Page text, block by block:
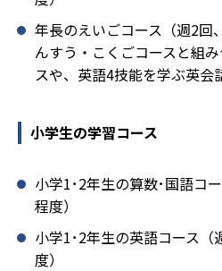
年長のえいごコース（週2回
んすう・こくごコースと組
スや、英語4技能を学ぶ英会
小学生の学習コース
小学1･2年生の算数･国語コ
程度）
小学1･2年生の英語コース（
度）